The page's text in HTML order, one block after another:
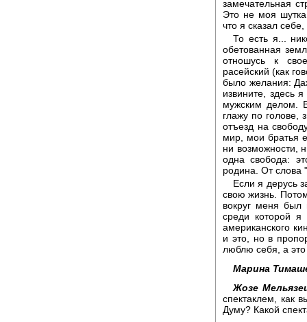
замечательная
Это не моя
что я сказал
То есть я...
обетованная
отношусь к
расейский (как
было желания:
извините, здесь
мужским делом.
глажу по голове,
отъезд на
мир, мои братья
ни возможности,
одна свобода:
родина. От слова
Если я дерусь
свою жизнь.
вокруг меня был
среди которой
американского
и это, но в
люблю себя, а
Марина
Жозе
спектаклем, как
Думу? Какой